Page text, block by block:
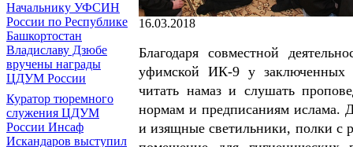
Начальнику УФСИН
России по Республике
Башкортостан
Владиславу Дзюбе
вручены награды
ЦДУМ России
Куратор тюремного
служения ЦДУМ
России Инсаф
Искандаров выступил
16.03.2018
Благодаря совместной
уфимской ИК-9 у заключенных
читать намаз и слушать
нормам и предписаниям ислама.
и изящные светильники, полки с